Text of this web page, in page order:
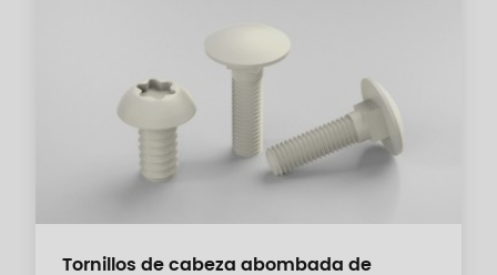
Tornillos de cabeza abombada de